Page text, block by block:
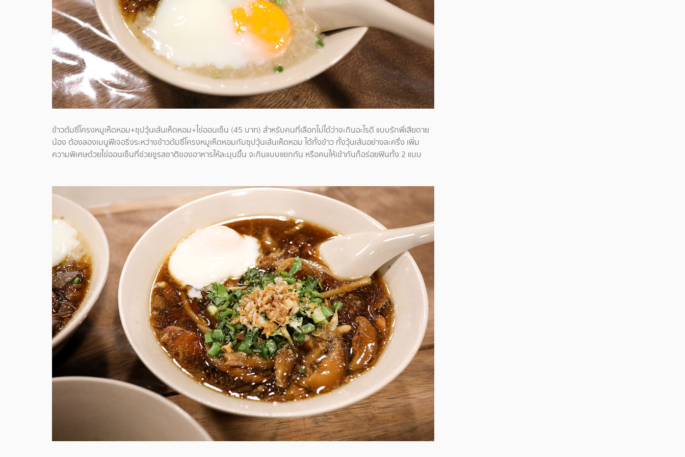
ข้าวต้มซี่โครงหมูเห็ดหอม+ซุปวุ้นเส้นเห็ดหอม+ไข่ออนเซ็น (45 บาท) สำหรับคนที่เลือกไม่ได้ว่าจะกินอะไรดี แบบรักพี่เสียดาย
น้อง ต้องลองเมนูฟีเจอริ่งระหว่างข้าวต้มซี่โครงหมูเห็ดหอมกับซุปวุ้นเส้นเห็ดหอม ได้ทั้งข้าว ทั้งวุ้นเส้นอย่างละครึ่ง เพิ่ม
ความพิเศษด้วยไข่ออนเซ็นที่ช่วยชูรสชาติของอาหารให้ละมุนขึ้น จะกินแบบแยกกัน หรือคนให้เข้ากันก็อร่อยฟินทั้ง 2 แบบ